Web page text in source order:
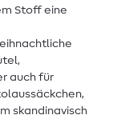
Stoff eine
auch für
skandinavisch